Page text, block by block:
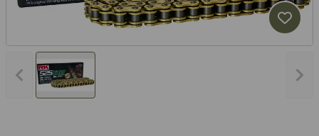
Vorheriges Bild anzeigen